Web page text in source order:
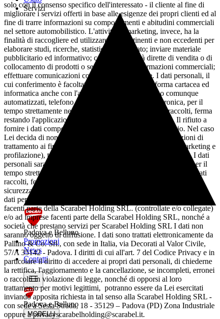
Servizi
Padova e Belluno
Promozioni
News
Contatti
Padova e Belluno
MODELLI
solo con il consenso specifico dell'interessato - il cliente al fine di
migliorare i servizi offerti in base alle esigenze dei propri clienti ed al
fine di trarre informazioni su comportamenti e abitudini commerciali
nel settore automobilistico. L'attività di marketing, invece, ha la
finalità di raccogliere ed utilizzare dati pertinenti e non eccedenti per
elaborare studi, ricerche, statistiche di mercato; inviare materiale
pubblicitario ed informativo; compiere attività dirette di vendita o di
collocamento di prodotti o servizi; inviare informazioni commerciali;
effettuare comunicazioni commerciali interattive. I dati personali, il
cui conferimento è facoltativo, saranno trattati in forma cartacea ed
informatica anche con l'ausilio di mezzi elettronici o comunque
automatizzati, telefono cellulare e/o fisso, posta elettronica, per il
tempo strettamente necessario per i fini cui sono stati raccolti, ferma
restando l'applicazione di adeguate misure di sicurezza. Il rifiuto a
fornire i dati comporta l'impossibilità di ottenere il servizio. Nel caso
Lei decida di non prestare il distinto consenso sulle operazioni di
trattamento ai fini commerciali appena sopra specificate (marketing e
profilazione), tale rifiuto non avrà conseguenze di alcun tipo. I dati
personali saranno trattati in forma cartacea ed automatizzata, per il
tempo strettamente necessario a conseguire i fini per cui sono stati
raccolti, ferma restando l'applicazione di adeguate misure di
sicurezza dei dati, ai sensi del Codice in materia di protezione dei
dati personali. I Suoi dati potranno essere trasferiti ad altre società
facenti parte della Scarabel Holding SRL. (controllate e/o collegate)
e/o ad imprese facenti parte della Scarabel Holding SRL, nonché a
società che prestano servizi per Scarabel Holding SRL I dati non
saranno oggetto di diffusione. I dati sono trattati elettronicamente da
Pallino & Co. Srl., con sede in Italia, via Decorati al Valor Civile,
57/A 35142 - Padova. I diritti di cui all'art. 7 del Codice Privacy e in
particolare il diritto di accedere ai propri dati personali, di chiederne
la rettifica, l'aggiornamento e la cancellazione, se incompleti, erronei
o raccolti in violazione di legge, nonché di opporsi al loro
trattamento per motivi legittimi, potranno essere da Lei esercitati
inviando apposita richiesta in tal senso alla Scarabel Holding SRL -
con sede a Sesta Strada, 18 - 35129 – Padova (PD) Zona Industriale
oppure a privacyscarabelholding@scarabel.it.